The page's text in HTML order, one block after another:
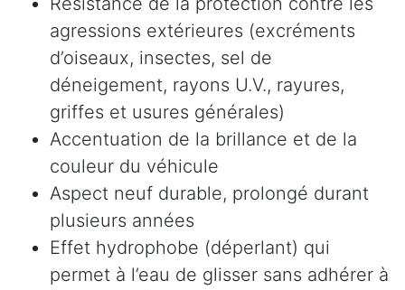
agressions extérieures (excréments
d’oiseaux, insectes, sel de
déneigement, rayons U.V., rayures,
griffes et usures générales)
Accentuation de la brillance et de la
couleur du véhicule
Aspect neuf durable, prolongé durant
plusieurs années
Effet hydrophobe (déperlant) qui
permet à l’eau de glisser sans adhérer à